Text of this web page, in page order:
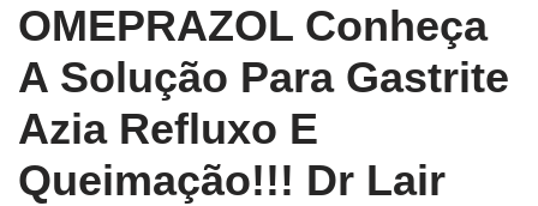
OMEPRAZOL Conheça
A Solução Para Gastrite
Azia Refluxo E
Queimação!!! Dr Lair